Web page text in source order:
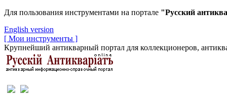
Для пользования инструментами на портале "Русский
English version
[ Мои инструменты ]
Крупнейший антикварный портал для коллекционеров,